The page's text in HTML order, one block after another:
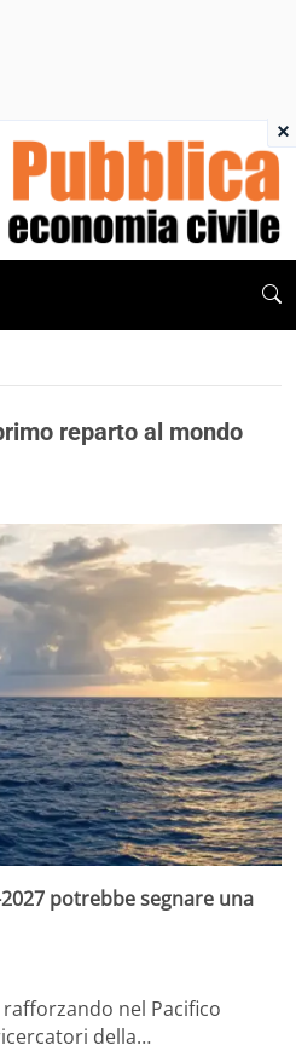
reparto al mondo
potrebbe segnare una
nel Pacifico
della…
×